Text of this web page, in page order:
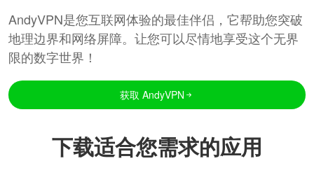
AndyVPN是您互联网体验的最佳伴侣，它帮助您突破
地理边界和网络屏障。让您可以尽情地享受这个无界
限的数字世界！
获取 AndyVPN
下载适合您需求的应用